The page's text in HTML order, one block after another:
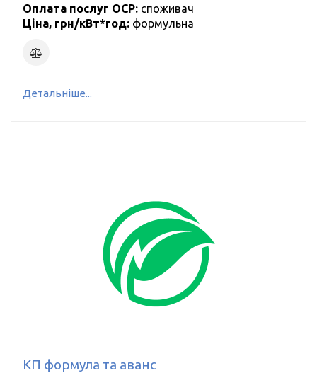
Оплата послуг ОСР: cпоживач
Ціна, грн/кВт*год: формульна
Детальніше...
КП формула та аванс